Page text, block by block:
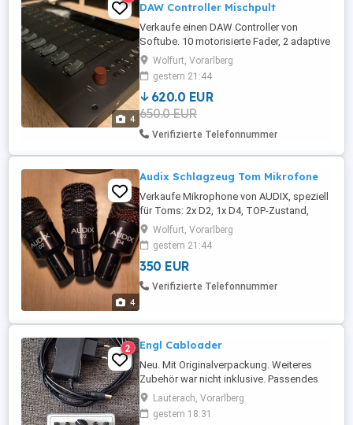
4
DAW Controller Mischpult
Verkaufe einen DAW Controller von
Softube. 10 motorisierte Fader, 2 adaptive
Bildschirme, direkte Steuerung vieler DAW
Funktionen. Funktioniert mit allen
gängigen DAWs. Zustand ist neuwertig,
kaum gebraucht.
Wolfurt, Vorarlberg
gestern 21:44
620.0 EUR
650.0 EUR
Verifizierte Telefonnummer
4
Audix Schlagzeug Tom Mikrofone
Verkaufe Mikrophone von AUDIX, speziell
für Toms: 2x D2, 1x D4, TOP-Zustand,
wurde nur in gepflegtem Studio
verwendet. (Preis für alle 3)
Wolfurt, Vorarlberg
gestern 21:44
350 EUR
Verifizierte Telefonnummer
2 Engl Cabloader
Neu. Mit Originalverpackung. Weiteres
Zubehör war nicht inklusive. Passendes
Netzteil habe ich selbst dazu gekauft.
Wenn erwünscht, kann ich von meinen IR's
gerne noch welche laden. Nur
Lauterach, Vorarlberg
gestern 18:31